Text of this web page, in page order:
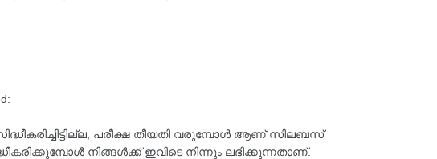
പരീക്ഷ തീയതി വരുമ്പോൾ ആണ് സിലബസ്
നിങ്ങൾക്ക് ഇവിടെ നിന്നും ലഭിക്കുന്നതാണ്.